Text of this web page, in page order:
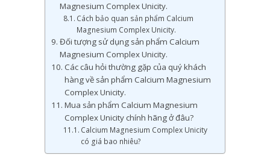
Magnesium Complex Unicity.
Cách bảo quan sản phẩm Calcium
Magnesium Complex Unicity.
Đối tượng sử dụng sản phẩm Calcium
Magnesium Complex Unicity.
Các câu hỏi thường gặp của quý khách
hàng về sản phẩm Calcium Magnesium
Complex Unicity.
Mua sản phẩm Calcium Magnesium
Complex Unicity chính hãng ở đâu?
Calcium Magnesium Complex Unicity
có giá bao nhiêu?